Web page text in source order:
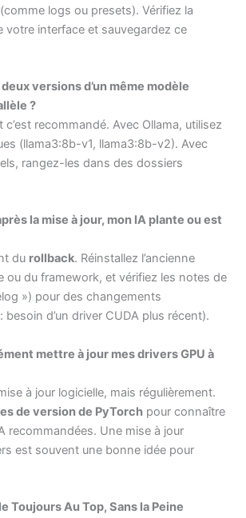
logs ou presets). Vérifiez la
votre interface et sauvegardez ce
versions d’un même modèle
?
recommandé. Avec Ollama, utilisez
(llama3:8b-v1, llama3:8b-v2). Avec
rangez-les dans des dossiers
la mise à jour, mon IA plante ou est
du rollback. Réinstallez l’ancienne
ou du framework, et vérifiez les notes de
») pour des changements
d’un driver CUDA plus récent).
mettre à jour mes drivers GPU à
à jour logicielle, mais régulièrement.
de version de PyTorch pour connaître
recommandées. Une mise à jour
est souvent une bonne idée pour
Toujours Au Top, Sans la Peine